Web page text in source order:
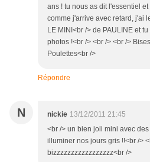
ans ! tu nous as dit l'essentiel
comme j'arrive avec retard, j'ai
LE MINI<br /> de PAULINE et
photos !<br /> <br /> <br />
Poulettes<br />
Répondre
N nickie 13/12/2011 21:45
<br /> un bien joli mini avec
illuminer nos jours gris !!<br />
bizzzzzzzzzzzzzzzzz<br />